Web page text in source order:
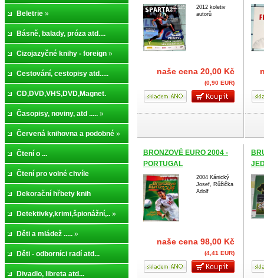
Beletrie »
Básně, balady, próza atd....
Cizojazyčné knihy - foreign »
Cestování, cestopisy atd.....
CD,DVD,VHS,DVD,Magnet.
kazety,»
Časopisy, noviny, atd ..... »
Červená knihovna a podobné »
Čtení o ...
Čtení pro volné chvíle
Dekorační hřbety knih
Detektivky,krimi,špionážní,.. »
Děti a mládež ..... »
Děti - odborníci radí atd...
Divadlo, libreta atd...
SPARTA DO TO HO !2012 koletiv
autorů
naše cena 20,00 Kč
(0,90 EUR)
BRONZOVÉ EURO 2004 -
PORTUGAL
2004 Kánický
Josef, Růžička
Adolf
naše cena 98,00 Kč
(4,41 EUR)